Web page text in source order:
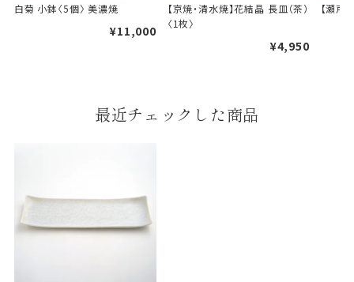
婚礼や出産などのギフト
あります。
白菊 小鉢〈5個〉 美濃焼
¥11,000
【京焼・清水焼】花結晶 長皿（茶）
〈1枚〉
¥4,950
【瀬戸
最近チェックした商品